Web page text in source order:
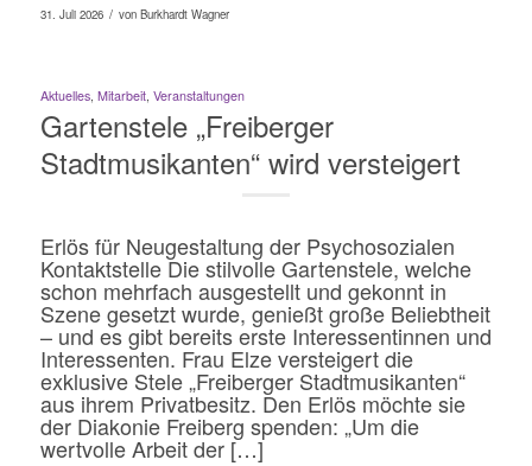
31. Juli 2026 / von Burkhardt Wagner
Aktuelles, Mitarbeit, Veranstaltungen
Gartenstele „Freiberger
Stadtmusikanten“ wird versteigert
Erlös für Neugestaltung der Psychosozialen
Kontaktstelle Die stilvolle Gartenstele, welche
schon mehrfach ausgestellt und gekonnt in
Szene gesetzt wurde, genießt große Beliebtheit
– und es gibt bereits erste Interessentinnen und
Interessenten. Frau Elze versteigert die
exklusive Stele „Freiberger Stadtmusikanten“
aus ihrem Privatbesitz. Den Erlös möchte sie
der Diakonie Freiberg spenden: „Um die
wertvolle Arbeit der […]